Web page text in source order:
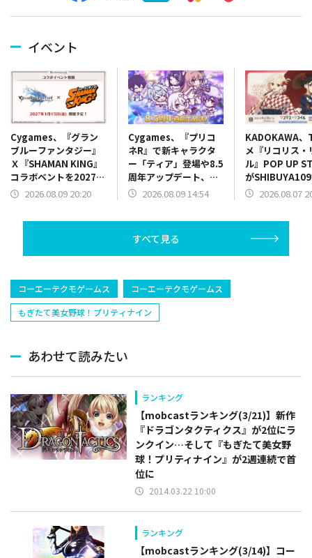
イベント
Cygames、『グラン
ブルーファンタジー』
Ｘ『SHAMAN KING』
コラボベントを2027年
1月15日に開催決定
2026.08.09 20:20
Cygames、『プリコ
ネR』で新キャラクタ
ー「ティア」登場や8.5
周年アップデート、コ
ラボ情報を8.5 周年直
2026.08.09 14:54
KADOKAWA、
メ『リコリス・
ル』POP UP
が
決定2026.08.07
すべて見る
コーエーテクモゲームス
コーエーテクモゲームス
もぎたて美女野球！プリティナイン
あわせて読みたい
ランキング
【mobcastランキング(3/21)】新作
『ドラゴンタクティクス』が2位にラ
ンクイン…そして『もぎたて美女野
球！プリティナイン』が2週連続で首
位に
2014.03.22 10:00
ランキング
【mobcastランキング(3/14)】コー